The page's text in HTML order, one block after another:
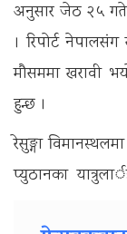
अनुसार जेठ २५ गते
। रिपाेर्ट
माैसममा खरावी
हुन्छ ।
रेसुङ्गा
प्युठानका